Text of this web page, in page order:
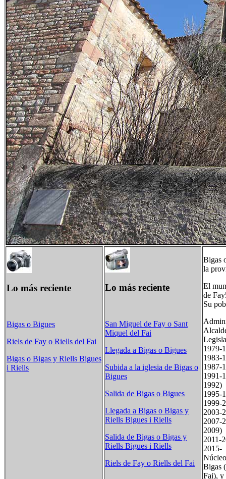
Lo más reciente
Bigas o Bigues
Riels de Fay o Riells del Fai
Bigas o Bigas y Riells Bigues
i Riells
Lo más reciente
San Miguel de Fay o Sant
Miquel del Fai
Llegada a Bigas o Bigues
Subida a la iglesia de Bigas o
Bigues
Salida de Bigas o Bigues
Llegada a Bigas o Bigas y
Riells Bigues i Riells
Salida de Bigas o Bigas y
Riells Bigues i Riells
Riels de Fay o Riells del Fai
Bigas​
la
El
de
Su
1991-
2007-
Bigas
Fai), y